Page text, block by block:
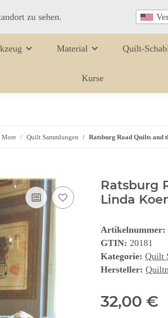
zu sehen.
Material Quilt-
Kurse
More Quilt Sammlungen Ratsburg Road Quilts and
Ratsburg
Linda
Artikelnummer:
GTIN: 20181
Kategorie: Quilt
Hersteller:
32,00 €